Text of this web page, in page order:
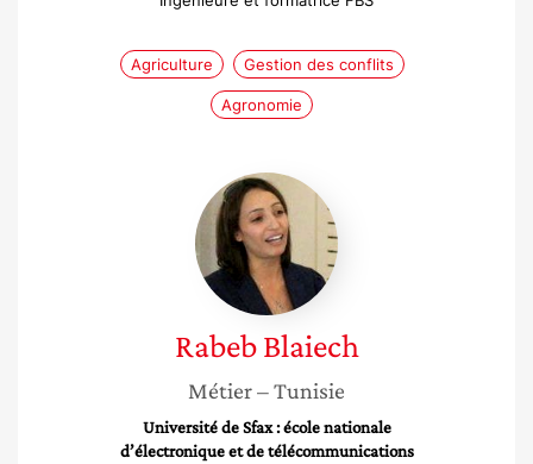
Agriculture Gestion des conflits
Agronomie
Rabeb
Blaiech
Rabeb Blaiech
Métier– Tunisie
Université de Sfax : école nationale
d’électronique et de télécommunications